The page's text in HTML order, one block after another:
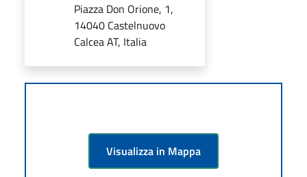
Piazza Don Orione, 1,
14040 Castelnuovo
Calcea AT, Italia
Visualizza in Mappa